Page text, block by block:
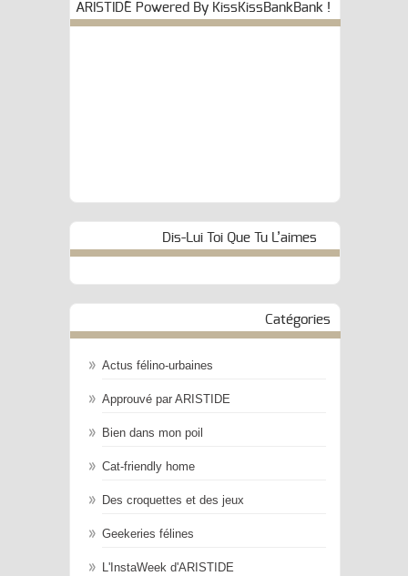
ARISTIDE Powered By KissKissBankBank !
Dis-Lui Toi Que Tu L’aimes
Catégories
Actus félino-urbaines
Approuvé par ARISTIDE
Bien dans mon poil
Cat-friendly home
Des croquettes et des jeux
Geekeries félines
L'InstaWeek d'ARISTIDE